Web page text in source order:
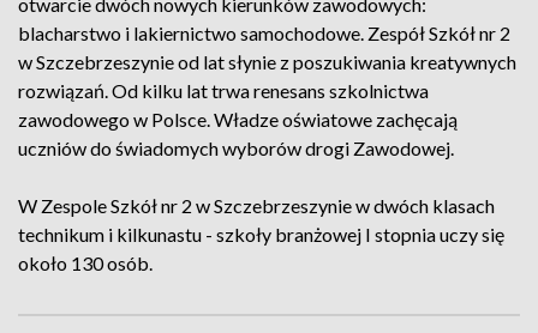
blacharstwo i lakiernictwo samochodowe. Zespół Szkół nr 2
w Szczebrzeszynie od lat słynie z poszukiwania kreatywnych
rozwiązań. Od kilku lat trwa renesans szkolnictwa
zawodowego w Polsce. Władze oświatowe zachęcają
uczniów do świadomych wyborów drogi Zawodowej.
W Zespole Szkół nr 2 w Szczebrzeszynie w dwóch klasach
technikum i kilkunastu - szkoły branżowej I stopnia uczy się
około 130 osób.